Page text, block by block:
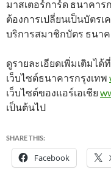
มาสเตอร์การ์ด ธนาคาร
ต้องการเปลี่ยนเป็นบัตร
บริการสมาชิกบัตร ธนาค
ดูรายละเอียดเพิ่มเติมไ
เว็บไซต์ธนาคารกรุงเทพ
เว็บไซต์ของแอร์เอเชีย
เป็นต้นไป
SHARE THIS:
Facebook